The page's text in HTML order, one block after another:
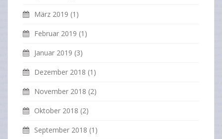
März 2019 (1)
Februar 2019 (1)
Januar 2019 (3)
Dezember 2018 (1)
November 2018 (2)
Oktober 2018 (2)
September 2018 (1)